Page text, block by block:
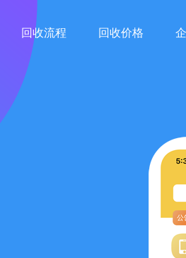
回收流程 回收价格